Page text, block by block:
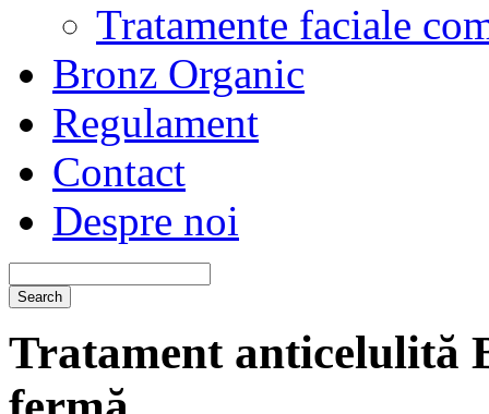
Tratamente faciale
Bronz Organic
Regulament
Contact
Despre noi
Tratament anticelulită